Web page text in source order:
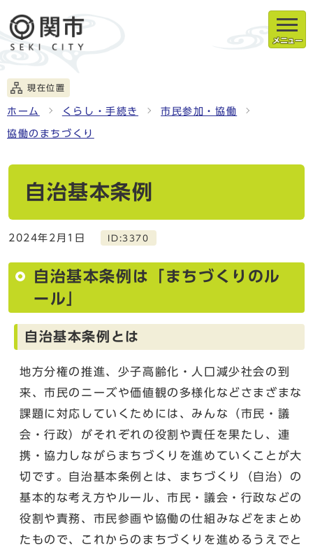
メニュー
現在位置
ホーム くらし・手続き 市民参加・協働
協働のまちづくり
自治基本条例
2024年2月1日 ID:3370
自治基本条例は「まちづくりのル
ール」
自治基本条例とは
地方分権の推進、少子高齢化・人口減少社会の到
来、市民のニーズや価値観の多様化などさまざまな
課題に対応していくためには、みんな（市民・議
会・行政）がそれぞれの役割や責任を果たし、連
携・協力しながらまちづくりを進めていくことが大
切です。自治基本条例とは、まちづくり（自治）の
基本的な考え方やルール、市民・議会・行政などの
役割や責務、市民参画や協働の仕組みなどをまとめ
たもので、これからのまちづくりを進めるうえでと